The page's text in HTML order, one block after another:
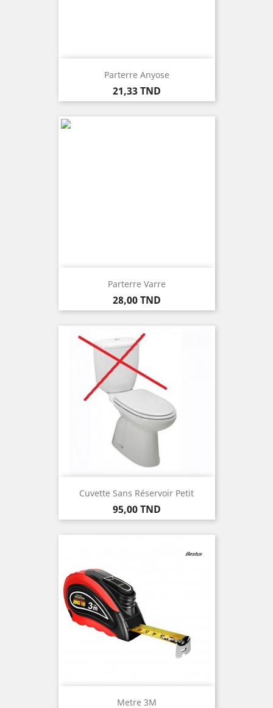
Parterre Anyose
Prix
21,33 TND
Parterre Varre
Prix
28,00 TND
Cuvette Sans Réservoir Petit
Prix
95,00 TND
Metre 3M